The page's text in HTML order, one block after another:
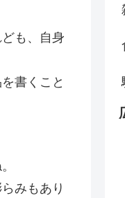
も、自身
書くこと
みもあり